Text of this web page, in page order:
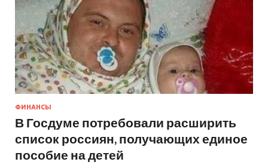
ФИНАНСЫ
В Госдуме потребовали расширить
список россиян, получающих единое
пособие на детей